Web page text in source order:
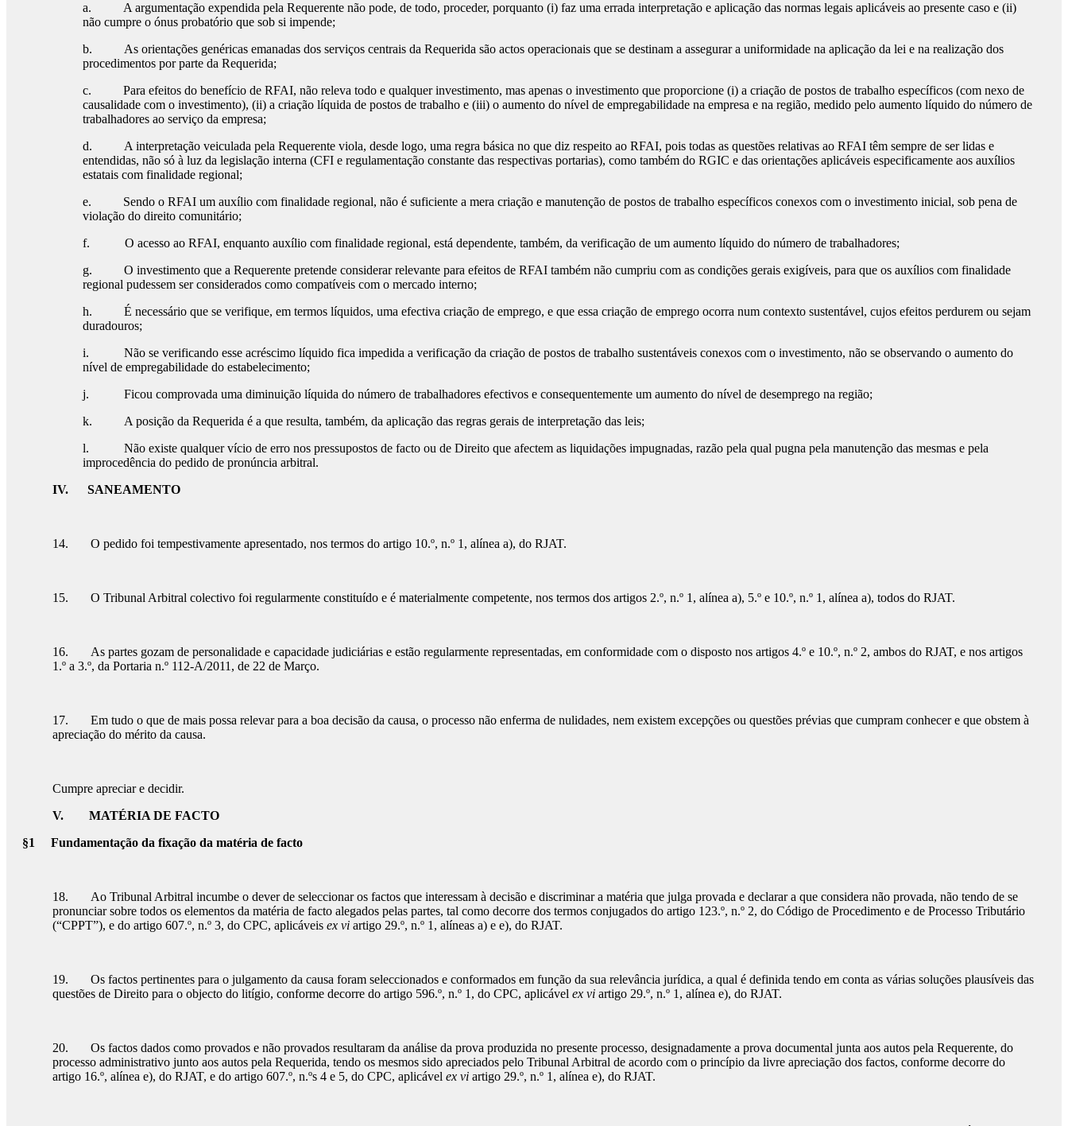
a. A argumentação expendida pela Requerente não pode, de todo, proceder, porquanto (i) faz uma errada interpretação e aplicação das normas legais aplicáveis ao presente caso e (ii)
não cumpre o ónus probatório que sob si impende;
b. As orientações genéricas emanadas dos serviços centrais da Requerida são actos operacionais que se destinam a assegurar a uniformidade na aplicação da lei e na realização dos
procedimentos por parte da Requerida;
c. Para efeitos do benefício de RFAI, não releva todo e qualquer investimento, mas apenas o investimento que proporcione (i) a criação de postos de trabalho específicos (com nexo de
causalidade com o investimento), (ii) a criação líquida de postos de trabalho e (iii) o aumento do nível de empregabilidade na empresa e na região, medido pelo aumento líquido do número de
trabalhadores ao serviço da empresa;
d. A interpretação veiculada pela Requerente viola, desde logo, uma regra básica no que diz respeito ao RFAI, pois todas as questões relativas ao RFAI têm sempre de ser lidas e
entendidas, não só à luz da legislação interna (CFI e regulamentação constante das respectivas portarias), como também do RGIC e das orientações aplicáveis especificamente aos auxílios
estatais com finalidade regional;
e. Sendo o RFAI um auxílio com finalidade regional, não é suficiente a mera criação e manutenção de postos de trabalho específicos conexos com o investimento inicial, sob pena de
violação do direito comunitário;
f. O acesso ao RFAI, enquanto auxílio com finalidade regional, está dependente, também, da verificação de um aumento líquido do número de trabalhadores;
g. O investimento que a Requerente pretende considerar relevante para efeitos de RFAI também não cumpriu com as condições gerais exigíveis, para que os auxílios com finalidade
regional pudessem ser considerados como compatíveis com o mercado interno;
h. É necessário que se verifique, em termos líquidos, uma efectiva criação de emprego, e que essa criação de emprego ocorra num contexto sustentável, cujos efeitos perdurem ou sejam
duradouros;
i. Não se verificando esse acréscimo líquido fica impedida a verificação da criação de postos de trabalho sustentáveis conexos com o investimento, não se observando o aumento do
nível de empregabilidade do estabelecimento;
j. Ficou comprovada uma diminuição líquida do número de trabalhadores efectivos e consequentemente um aumento do nível de desemprego na região;
k. A posição da Requerida é a que resulta, também, da aplicação das regras gerais de interpretação das leis;
l. Não existe qualquer vício de erro nos pressupostos de facto ou de Direito que afectem as liquidações impugnadas, razão pela qual pugna pela manutenção das mesmas e pela
improcedência do pedido de pronúncia arbitral.
IV. SANEAMENTO
14. O pedido foi tempestivamente apresentado, nos termos do artigo 10.º, n.º 1, alínea a), do RJAT.
15. O Tribunal Arbitral colectivo foi regularmente constituído e é materialmente competente, nos termos dos artigos 2.º, n.º 1, alínea a), 5.º e 10.º, n.º 1, alínea a), todos do RJAT.
16. As partes gozam de personalidade e capacidade judiciárias e estão regularmente representadas, em conformidade com o disposto nos artigos 4.º e 10.º, n.º 2, ambos do RJAT, e nos artigos
1.º a 3.º, da Portaria n.º 112-A/2011, de 22 de Março.
17. Em tudo o que de mais possa relevar para a boa decisão da causa, o processo não enferma de nulidades, nem existem excepções ou questões prévias que cumpram conhecer e que obstem à
apreciação do mérito da causa.
Cumpre apreciar e decidir.
V. MATÉRIA DE FACTO
§1 Fundamentação da fixação da matéria de facto
18. Ao Tribunal Arbitral incumbe o dever de seleccionar os factos que interessam à decisão e discriminar a matéria que julga provada e declarar a que considera não provada, não tendo de se
pronunciar sobre todos os elementos da matéria de facto alegados pelas partes, tal como decorre dos termos conjugados do artigo 123.º, n.º 2, do Código de Procedimento e de Processo Tributário
(“CPPT”), e do artigo 607.º, n.º 3, do CPC, aplicáveis ex viartigo 29.º, n.º 1, alíneas a) e e), do RJAT.
19. Os factos pertinentes para o julgamento da causa foram seleccionados e conformados em função da sua relevância jurídica, a qual é definida tendo em conta as várias soluções plausíveis das
questões de Direito para o objecto do litígio, conforme decorre do artigo 596.º, n.º 1, do CPC, aplicável ex viartigo 29.º, n.º 1, alínea e), do RJAT.
20. Os factos dados como provados e não provados resultaram da análise da prova produzida no presente processo, designadamente a prova documental junta aos autos pela Requerente, do
processo administrativo junto aos autos pela Requerida, tendo os mesmos sido apreciados pelo Tribunal Arbitral de acordo com o princípio da livre apreciação dos factos, conforme decorre do
artigo 16.º, alínea e), do RJAT, e do artigo 607.º, n.ºs 4 e 5, do CPC, aplicável ex viartigo 29.º, n.º 1, alínea e), do RJAT.